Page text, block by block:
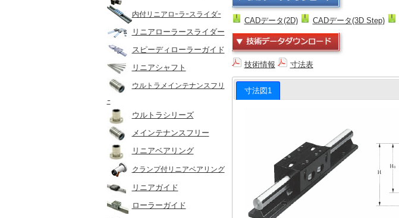
内付リニアロｰラｰスライダｰ
リニアローラースライダー
スピーディローラーガイド
リニアシャフト
ウルトラメインテナンスフリ
ｰ
ウルトラシリーズ
メインテナンスフリー
リニアベアリング
クランプ付リニアベアリング
リニアガイド
ローラーガイド
CADデータ(2D) CADデータ(3D Step)
技術情報 寸法表
寸法図1